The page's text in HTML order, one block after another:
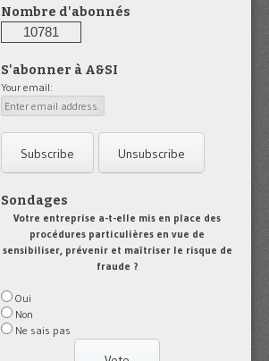
Nombre d'abonnés
10781
S'abonner à A&SI
Your email:
Sondages
Votre entreprise a-t-elle mis en place des
procédures particulières en vue de
sensibiliser, prévenir et maîtriser le risque de
fraude ?
Oui
Non
Ne sais pas